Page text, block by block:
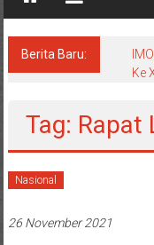
Aktual
Tuntas.
Berita Baru:
Ke
Tag: Rapat
Nasional
26 November 2021